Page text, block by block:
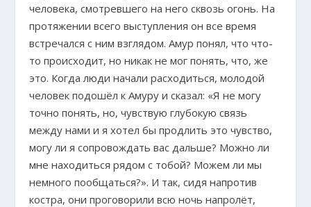
человека, смотревшего на него сквозь огонь. На
протяжении всего выступления он все время
встречался с ним взглядом. Амур понял, что что-
то происходит, но никак не мог понять, что, же
это. Когда люди начали расходиться, молодой
человек подошёл к Амуру и сказал: «Я не могу
точно понять, но, чувствую глубокую связь
между нами и я хотел бы продлить это чувство,
могу ли я сопровождать вас дальше? Можно ли
мне находиться рядом с тобой? Можем ли мы
немного пообщаться?». И так, сидя напротив
костра, они проговорили всю ночь напролёт,